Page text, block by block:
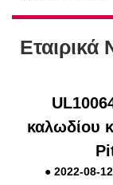
Εταιρικά
καλωδίου
● 2022-08-12